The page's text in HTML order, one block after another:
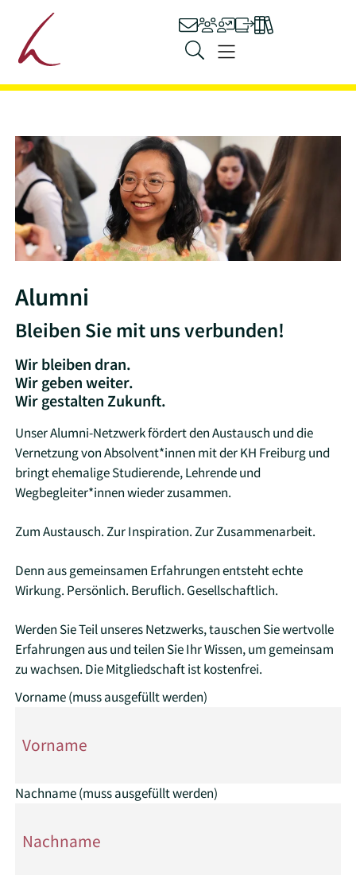
Zum Inhalt springen
Hauptnavigation
Kontakt
Personen
IliasBibliothek
Menü
Alumni
Bleiben Sie mit uns verbunden!
Wir bleiben dran.
Wir geben weiter.
Wir gestalten Zukunft.
Unser Alumni-Netzwerk fördert den Austausch und die
Vernetzung von Absolvent*innen mit der KH Freiburg und
bringt ehemalige Studierende, Lehrende und
Wegbegleiter*innen wieder zusammen.
Zum Austausch. Zur Inspiration. Zur Zusammenarbeit.
Denn aus gemeinsamen Erfahrungen entsteht echte
Wirkung. Persönlich. Beruflich. Gesellschaftlich.
Werden Sie Teil unseres Netzwerks, tauschen Sie wertvolle
Erfahrungen aus und teilen Sie Ihr Wissen, um gemeinsam
zu wachsen. Die Mitgliedschaft ist kostenfrei.
Personendaten
Vorname(muss ausgefüllt werden)
Nachname(muss ausgefüllt werden)